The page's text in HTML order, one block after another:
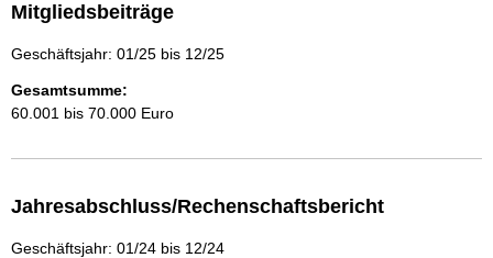
Mitgliedsbeiträge
Geschäftsjahr: 01/25 bis 12/25
Gesamtsumme:
60.001 bis 70.000 Euro
Jahresabschluss/Rechenschaftsbericht
Geschäftsjahr: 01/24 bis 12/24